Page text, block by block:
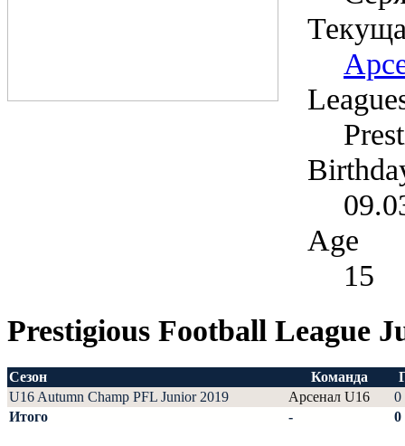
Age
15
Prestigious Football League
Сезон Команда
U16 Autumn Champ PFL Junior 2019
Арсенал U16
0
Итого
- 0